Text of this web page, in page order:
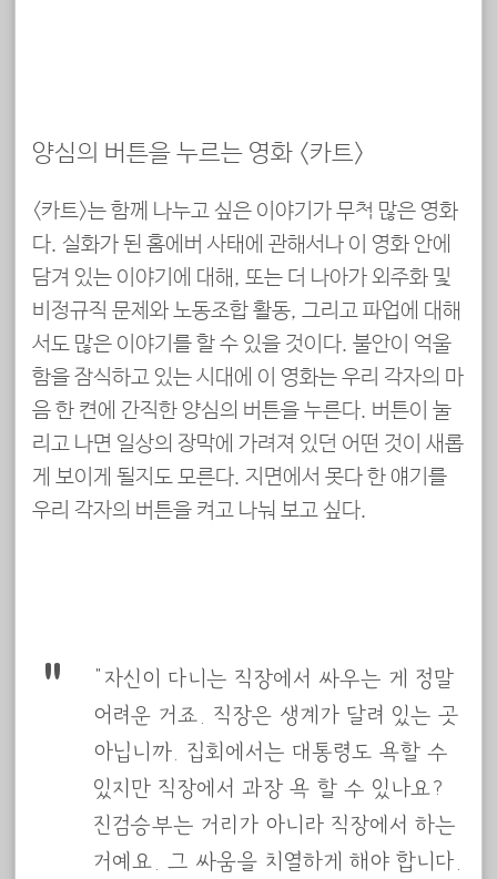
양심의 버튼을 누르는 영화 <카트>
<카트>는 함께 나누고 싶은 이야기가 무척 많은 영화
다. 실화가 된 홈에버 사태에 관해서나 이 영화 안에
담겨 있는 이야기에 대해, 또는 더 나아가 외주화 및
비정규직 문제와 노동조합 활동, 그리고 파업에 대해
서도 많은 이야기를 할 수 있을 것이다. 불안이 억울
함을 잠식하고 있는 시대에 이 영화는 우리 각자의 마
음 한 켠에 간직한 양심의 버튼을 누른다. 버튼이 눌
리고 나면 일상의 장막에 가려져 있던 어떤 것이 새롭
게 보이게 될지도 모른다. 지면에서 못다 한 얘기를
우리 각자의 버튼을 켜고 나눠 보고 싶다.
“자신이 다니는 직장에서 싸우는 게 정말
어려운 거죠. 직장은 생계가 달려 있는 곳
아닙니까. 집회에서는 대통령도 욕할 수
있지만 직장에서 과장 욕 할 수 있나요?
진검승부는 거리가 아니라 직장에서 하는
거예요. 그 싸움을 치열하게 해야 합니다.